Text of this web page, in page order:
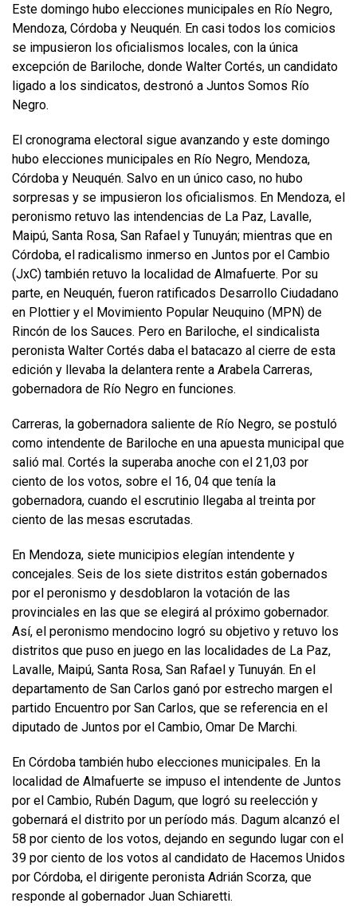
Este domingo hubo elecciones municipales en Río Negro,
Mendoza, Córdoba y Neuquén. En casi todos los comicios
se impusieron los oficialismos locales, con la única
excepción de Bariloche, donde Walter Cortés, un candidato
ligado a los sindicatos, destronó a Juntos Somos Río
Negro.
El cronograma electoral sigue avanzando y este domingo
hubo elecciones municipales en Río Negro, Mendoza,
Córdoba y Neuquén. Salvo en un único caso, no hubo
sorpresas y se impusieron los oficialismos. En Mendoza, el
peronismo retuvo las intendencias de La Paz, Lavalle,
Maipú, Santa Rosa, San Rafael y Tunuyán; mientras que en
Córdoba, el radicalismo inmerso en Juntos por el Cambio
(JxC) también retuvo la localidad de Almafuerte. Por su
parte, en Neuquén, fueron ratificados Desarrollo Ciudadano
en Plottier y el Movimiento Popular Neuquino (MPN) de
Rincón de los Sauces. Pero en Bariloche, el sindicalista
peronista Walter Cortés daba el batacazo al cierre de esta
edición y llevaba la delantera rente a Arabela Carreras,
gobernadora de Río Negro en funciones.
Carreras, la gobernadora saliente de Río Negro, se postuló
como intendente de Bariloche en una apuesta municipal que
salió mal. Cortés la superaba anoche con el 21,03 por
ciento de los votos, sobre el 16, 04 que tenía la
gobernadora, cuando el escrutinio llegaba al treinta por
ciento de las mesas escrutadas.
En Mendoza, siete municipios elegían intendente y
concejales. Seis de los siete distritos están gobernados
por el peronismo y desdoblaron la votación de las
provinciales en las que se elegirá al próximo gobernador.
Así, el peronismo mendocino logró su objetivo y retuvo los
distritos que puso en juego en las localidades de La Paz,
Lavalle, Maipú, Santa Rosa, San Rafael y Tunuyán. En el
departamento de San Carlos ganó por estrecho margen el
partido Encuentro por San Carlos, que se referencia en el
diputado de Juntos por el Cambio, Omar De Marchi.
En Córdoba también hubo elecciones municipales. En la
localidad de Almafuerte se impuso el intendente de Juntos
por el Cambio, Rubén Dagum, que logró su reelección y
gobernará el distrito por un período más. Dagum alcanzó el
58 por ciento de los votos, dejando en segundo lugar con el
39 por ciento de los votos al candidato de Hacemos Unidos
por Córdoba, el dirigente peronista Adrián Scorza, que
responde al gobernador Juan Schiaretti.